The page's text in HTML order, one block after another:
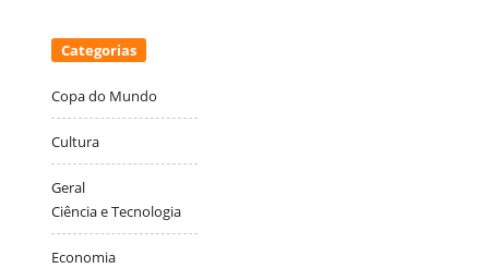
Categorias
Copa do Mundo
Cultura
Geral
Ciência e Tecnologia
Economia